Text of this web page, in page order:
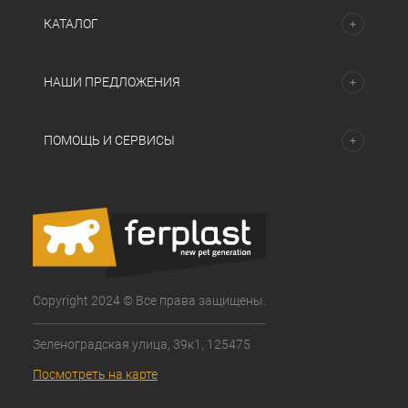
КАТАЛОГ
НАШИ ПРЕДЛОЖЕНИЯ
ПОМОЩЬ И СЕРВИСЫ
Copyright 2024 © Все права защищены.
Зеленоградская улица, 39к1, 125475
Посмотреть на карте